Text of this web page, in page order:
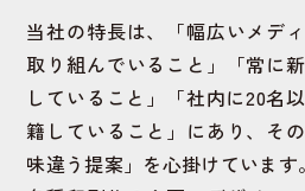
当社の特長は、「幅広いメデ
取り組んでいること」「常に
していること」「社内に20名
籍していること」にあり、そ
味違う提案」を心掛けています。